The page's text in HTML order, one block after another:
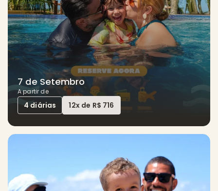
7 de Setembro
A partir de
4 diárias 12x de R$ 716